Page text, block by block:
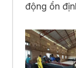
động ổn